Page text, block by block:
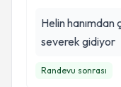
Helin
severek gidiyor
Randevu sonrası